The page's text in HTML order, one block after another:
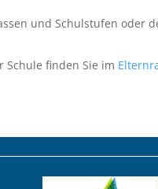
und Schulstufen oder
finden Sie im